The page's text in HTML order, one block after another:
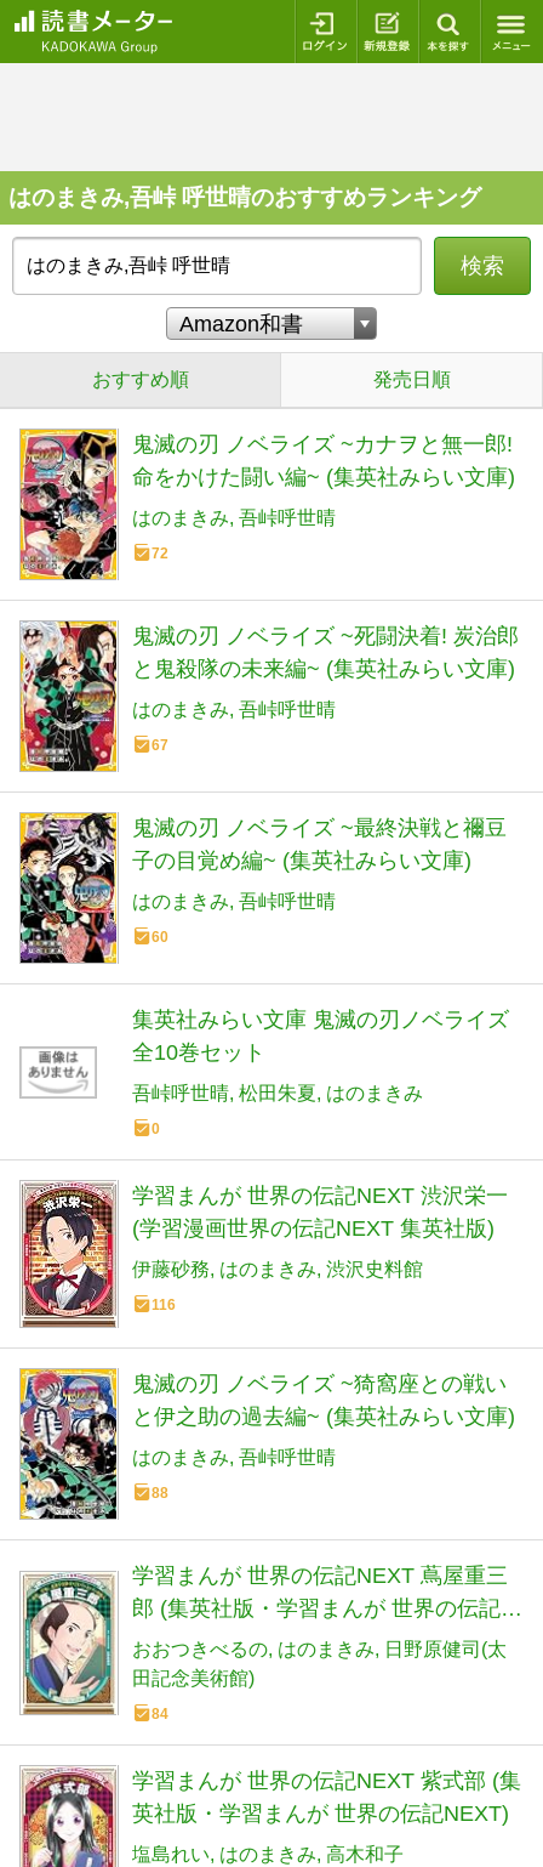
ログイン 新規登録
はのまきみ,吾峠 呼世晴のおすすめランキング
検索
おすすめ順 発売日順
鬼滅の刃 ノベライズ ~カナヲと無一郎!
命をかけた闘い編~ (集英社みらい文庫)
はのまきみ 吾峠呼世晴
72
鬼滅の刃 ノベライズ ~死闘決着! 炭治郎
と鬼殺隊の未来編~ (集英社みらい文庫)
はのまきみ 吾峠呼世晴
67
鬼滅の刃 ノベライズ ~最終決戦と禰豆
子の目覚め編~ (集英社みらい文庫)
はのまきみ 吾峠呼世晴
60
集英社みらい文庫 鬼滅の刃ノベライズ
全10巻セット
吾峠呼世晴 松田朱夏 はのまきみ
0
学習まんが 世界の伝記NEXT 渋沢栄一
(学習漫画世界の伝記NEXT 集英社版)
伊藤砂務 はのまきみ 渋沢史料館
116
鬼滅の刃 ノベライズ ~猗窩座との戦い
と伊之助の過去編~ (集英社みらい文庫)
はのまきみ 吾峠呼世晴
88
学習まんが 世界の伝記NEXT 蔦屋重三
郎 (集英社版・学習まんが 世界の伝記
NEXT)
おおつきべるの はのまきみ
日野原健司(太
田記念美術館)
84
学習まんが 世界の伝記NEXT 紫式部 (集
英社版・学習まんが 世界の伝記NEXT)
塩島れい はのまきみ 高木和子